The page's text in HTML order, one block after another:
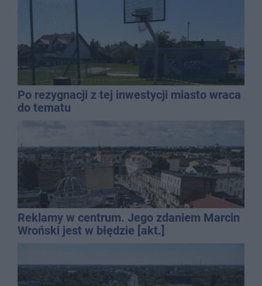
Po rezygnacji z tej inwestycji miasto wraca
do tematu
Reklamy w centrum. Jego zdaniem Marcin
Wroński jest w błędzie [akt.]